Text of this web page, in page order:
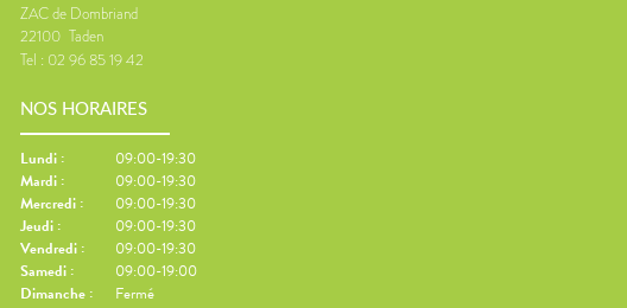
ZAC de Dombriand
22100 Taden
Tel : 02 96 85 19 42
NOS HORAIRES
Lundi :
09:00-19:30
Mardi :
09:00-19:30
Mercredi :
09:00-19:30
Jeudi :
09:00-19:30
Vendredi :
09:00-19:30
Samedi :
09:00-19:00
Dimanche : Fermé